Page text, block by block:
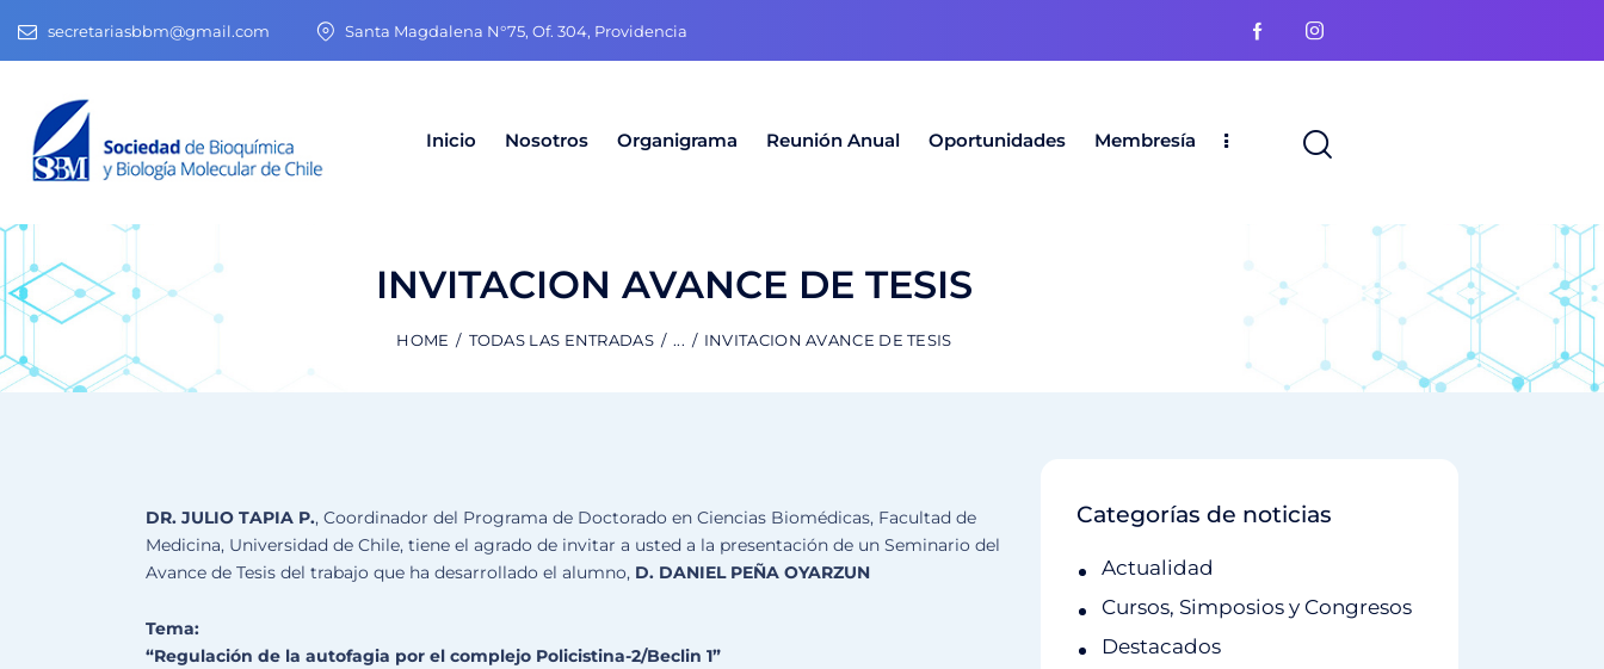
secretariasbbm@gmail.com Santa Magdalena N°75, Of. 304, Providencia
Inicio Nosotros Organigrama Reunión Anual Oportunidades Membresía
INVITACION AVANCE DE TESIS
HOME TODAS LAS ENTRADAS ... INVITACION AVANCE DE TESIS
DR. JULIO TAPIA P., Coordinador del Programa de Doctorado en Ciencias Biomédicas, Facultad de
Medicina, Universidad de Chile, tiene el agrado de invitar a usted a la presentación de un Seminario del
Avance de Tesis del trabajo que ha desarrollado el alumno, D. DANIEL PEÑA OYARZUN
Tema:
“Regulación de la autofagia por el complejo Policistina-2/Beclin 1”
Categorías de noticias
Actualidad
Cursos, Simposios y Congresos
Destacados